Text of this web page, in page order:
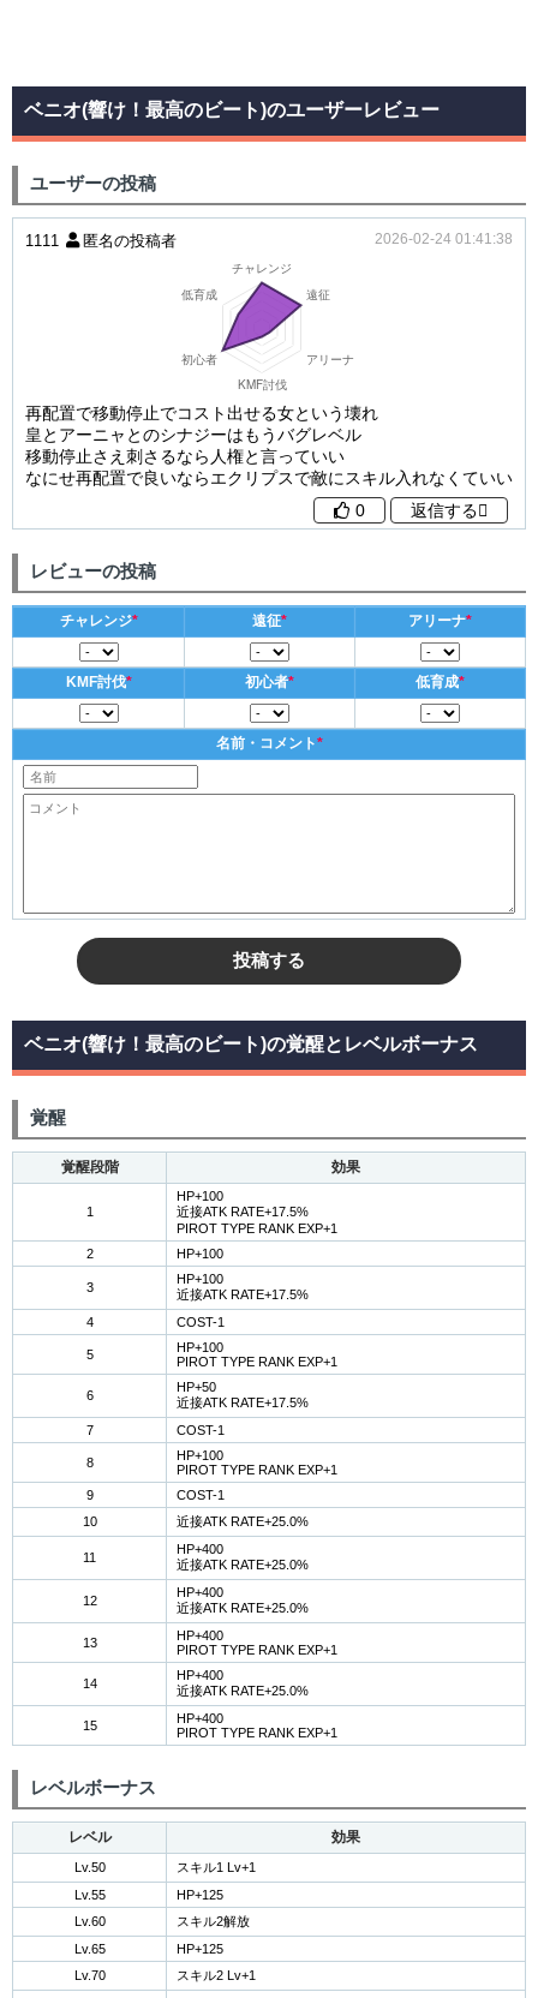
ベニオ(響け！最高のビート)のユーザーレビュー
ユーザーの投稿
1111 匿名の投稿者 2026-02-24 01:41:38
再配置で移動停止でコスト出せる女という壊れ
皇とアーニャとのシナジーはもうバグレベル
移動停止さえ刺さるなら人権と言っていい
なにせ再配置で良いならエクリプスで敵にスキル入れなくていい
0
返信する
レビューの投稿
チャレンジ* 遠征* アリーナ*
KMF討伐* 初心者* 低育成*
名前・コメント*
投稿する
ベニオ(響け！最高のビート)の覚醒とレベルボーナス
覚醒
覚醒段階 効果
1
HP+100
近接ATK RATE+17.5%
PIROT TYPE RANK EXP+1
2
HP+100
3
HP+100
近接ATK RATE+17.5%
4
COST-1
5
HP+100
PIROT TYPE RANK EXP+1
6
HP+50
近接ATK RATE+17.5%
7
COST-1
8
HP+100
PIROT TYPE RANK EXP+1
9
COST-1
10
近接ATK RATE+25.0%
11
HP+400
近接ATK RATE+25.0%
12
HP+400
近接ATK RATE+25.0%
13
HP+400
PIROT TYPE RANK EXP+1
14
HP+400
近接ATK RATE+25.0%
15
HP+400
PIROT TYPE RANK EXP+1
レベルボーナス
レベル 効果
Lv.50
スキル1 Lv+1
Lv.55
HP+125
Lv.60
スキル2解放
Lv.65
HP+125
Lv.70
スキル2 Lv+1